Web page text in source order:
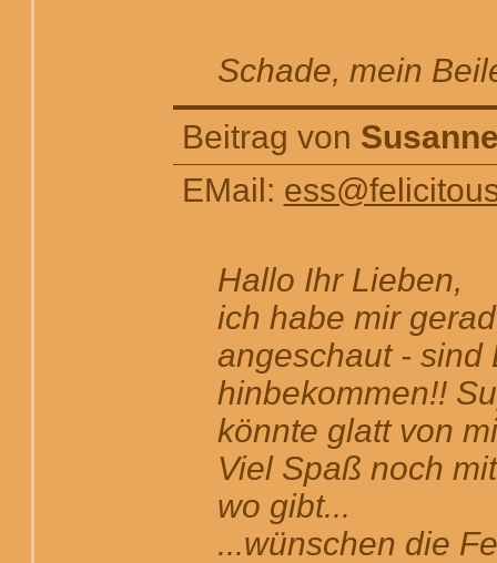
Schade, mein
Beitrag von
EMail:
Hallo Ihr Lieben,
ich habe mir
angeschaut - sind
hinbekommen!!
könnte glatt von
Viel Spaß noch
wo gibt...
...wünschen die